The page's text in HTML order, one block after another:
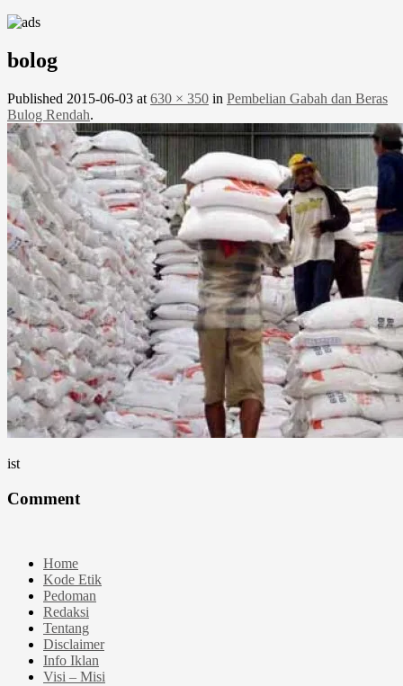
bolog
Published 2015-06-03 at 630 × 350 in Pembelian Gabah dan Beras
Bulog Rendah.
ist
Comment
Home
Kode Etik
Pedoman
Redaksi
Tentang
Disclaimer
Info Iklan
Visi – Misi